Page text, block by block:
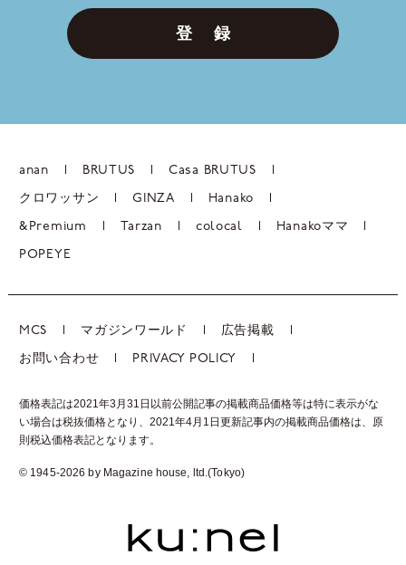
登 録
anan BRUTUS Casa BRUTUS
クロワッサン GINZA Hanako
&Premium Tarzan colocal Hanakoママ
POPEYE
MCS マガジンワールド 広告掲載
お問い合わせ PRIVACY POLICY
価格表記は2021年3月31日以前公開記事の掲載商品価格等は特に表示がな
い場合は税抜価格となり、2021年4月1日更新記事内の掲載商品価格は、 原
則税込価格表記となります。
© 1945-2026 by Magazine house, ltd.(Tokyo)